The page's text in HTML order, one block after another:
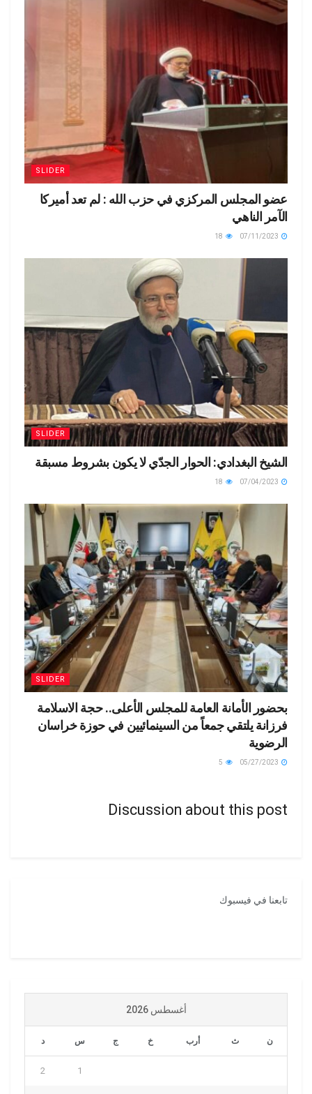
SLIDER
عضو المجلس المركزي في حزب الله : لم تعد أميركا
الآمر الناهي
SLIDER
الشيخ البغدادي: الحوار الجدّي لا يكون بشروط مسبقة
SLIDER
بحضور الأمانة العامة للمجلس الأعلى.. حجة الاسلامة
فرزانة يلتقي جمعاً من السينمائيين في حوزة خراسان
الرضوية
Discussion about this post
تابعنا في فيسبوك
أغسطس 2026
ن ث أرب خ ج س د
1
2